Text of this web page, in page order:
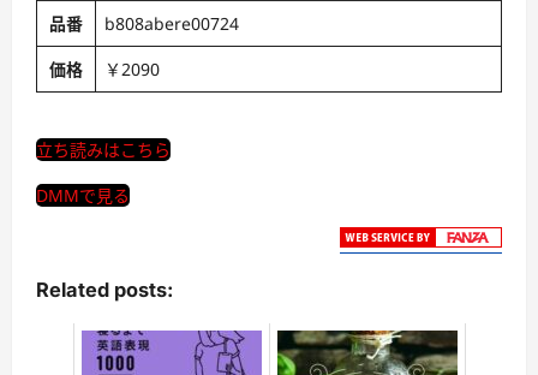
品番
b808abere00724
価格
￥2090
立ち読みはこちら
DMMで見る
Related posts: